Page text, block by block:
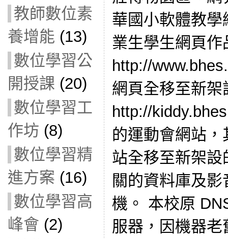
教師數位素
養增能 (13)
數位學習公
開授課 (20)
數位學習工
作坊 (8)
數位學習精
進方案 (16)
數位學習高
峰會 (2)
華國小軟體教
業生學生網頁作
http://
網頁全移至新
http://
的運動會網站
站全移至新架
關的資料庫及
機。 本校原
服器，因機器